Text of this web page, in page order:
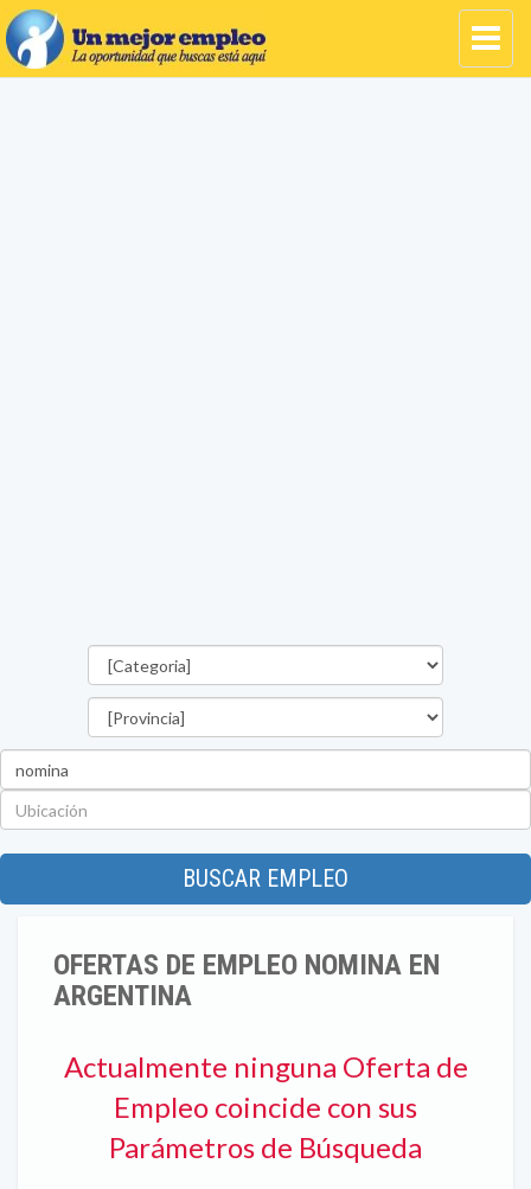
BUSCAR EMPLEO
OFERTAS DE EMPLEO NOMINA EN
ARGENTINA
Actualmente ninguna Oferta de
Empleo coincide con sus
Parámetros de Búsqueda